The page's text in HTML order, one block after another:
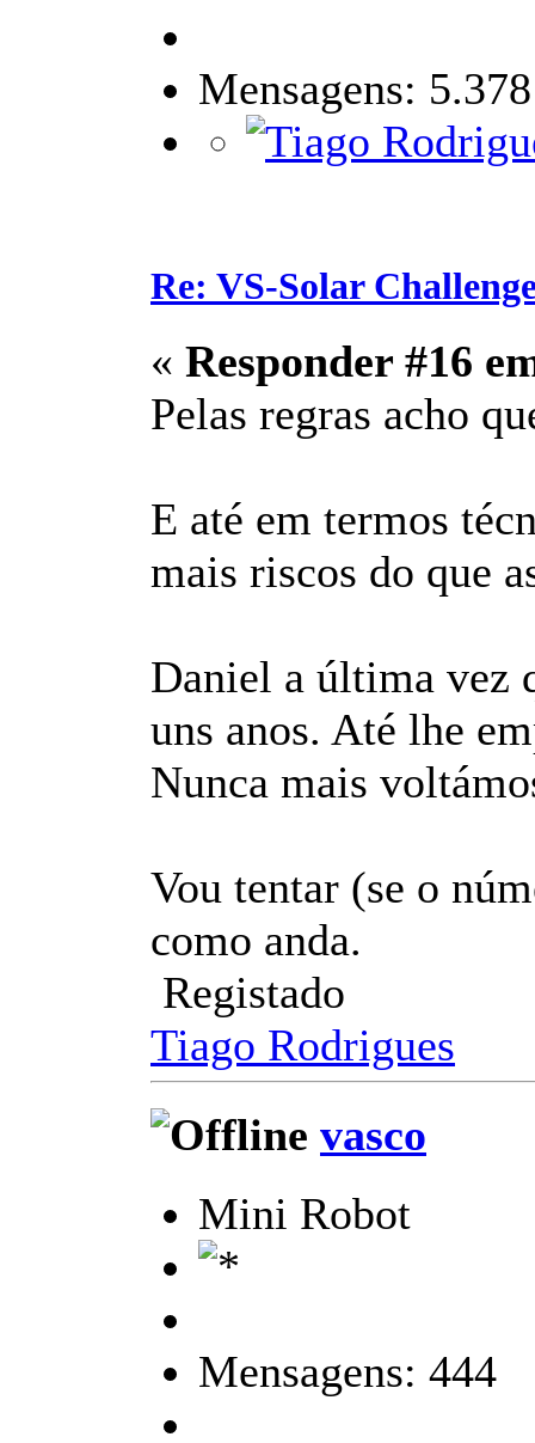
Mensagens: 5.378
Re: VS-Solar
« Responder #16
Pelas regras acho
E até em termos
mais riscos do que
Daniel a última vez
uns anos. Até lhe
Nunca mais
Vou tentar (se o
como anda.
Registado
Tiago Rodrigues
vasco
Mini Robot
Mensagens: 444